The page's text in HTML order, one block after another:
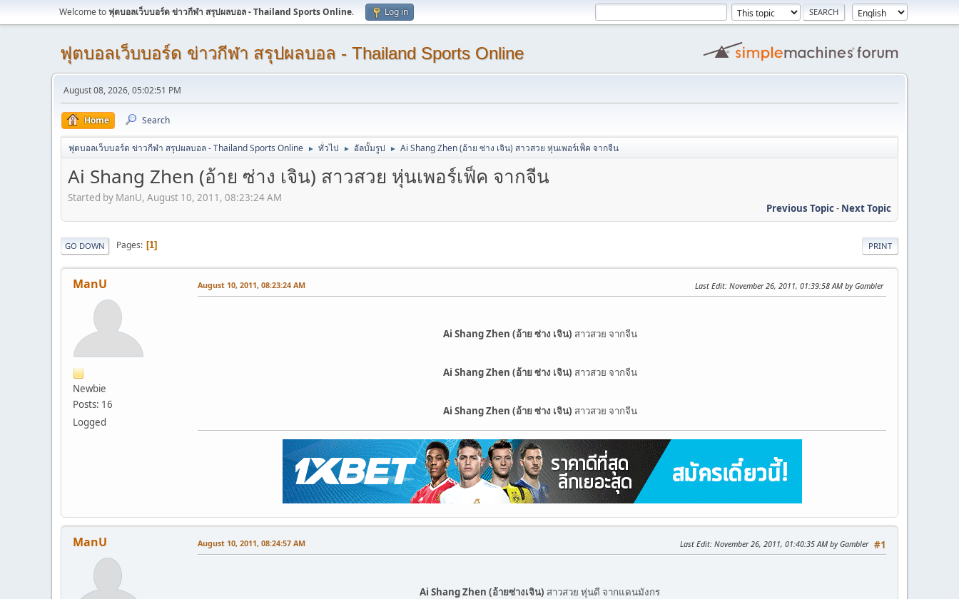
Welcome toฟุตบอลเว็บบอร์ด ข่าวกีฬา สรุปผลบอล - Thailand Sports Online. Log in
ฟุตบอลเว็บบอร์ด ข่าวกีฬา สรุปผลบอล - Thailand Sports Online
August 08, 2026, 05:02:51 PM
Home Search
ฟุตบอลเว็บบอร์ด ข่าวกีฬา สรุปผลบอล - Thailand Sports Online ► ทั่วไป ► อัลบั้มรูป ► Ai Shang Zhen (อ้าย ซ่าง เจิน) สาวสวย หุ่นเพอร์เฟ็ค จากจีน
Ai Shang Zhen (อ้าย ซ่าง เจิน) สาวสวย หุ่นเพอร์เฟ็ค จากจีน
Started by ManU, August 10, 2011, 08:23:24 AM
Previous Topic- Next Topic
PRINT
GO DOWN Pages 1
ManU
Newbie
Posts: 16
Logged
August 10, 2011, 08:23:24 AM Last Edit: November 26, 2011, 01:39:58 AM by Gambler
Ai Shang Zhen (อ้าย ซ่าง เจิน) สาวสวย จากจีน
Ai Shang Zhen (อ้าย ซ่าง เจิน) สาวสวย จากจีน
Ai Shang Zhen (อ้าย ซ่าง เจิน) สาวสวย จากจีน
ManU #1
August 10, 2011, 08:24:57 AM Last Edit: November 26, 2011, 01:40:35 AM by Gambler
Ai Shang Zhen (อ้ายซ่างเจิน) สาวสวย หุ่นดี จากแดนมังกร